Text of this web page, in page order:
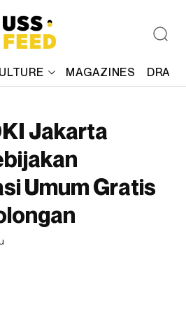
MAGAZINES
Jakarta
Umum Gratis